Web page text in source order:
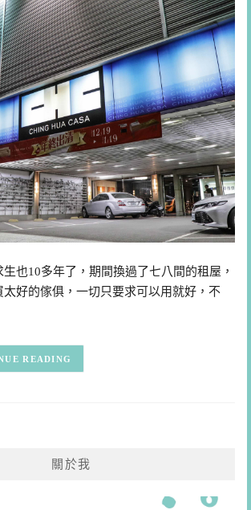
也10多年了，期間換過了七八間的租屋，
好的傢俱，一切只要求可以用就好，不
READING
關於我